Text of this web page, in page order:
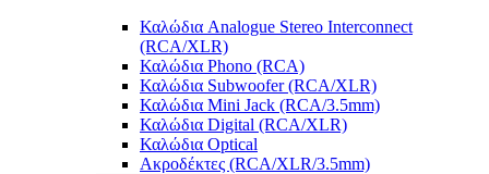
Καλώδια Analogue Stereo Interconnect
(RCA/XLR)
Καλώδια Phono (RCA)
Καλώδια Subwoofer (RCA/XLR)
Καλώδια Mini Jack (RCA/3.5mm)
Καλώδια Digital (RCA/XLR)
Καλώδια Optical
Ακροδέκτες (RCA/XLR/3.5mm)